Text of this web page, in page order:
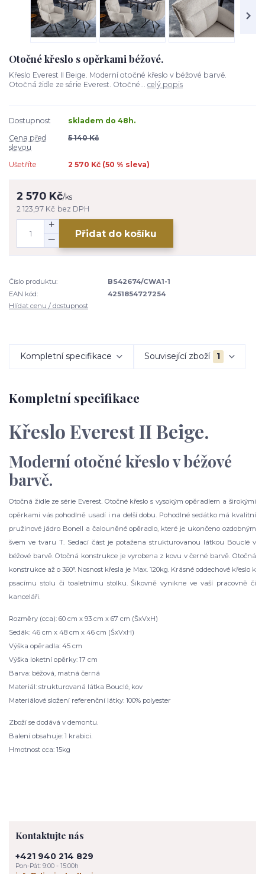
Otočné křeslo s opěrkami béžové.
Křeslo Everest II Beige. Moderní otočné křeslo v béžové barvě.
Otočná židle ze série Everest. Otočné... celý popis
Dostupnost
skladem do 48h.
Cena před
slevou
5 140 Kč
Ušetříte 2 570 Kč (50 % sleva)
2 570 Kč/ks
2 123,97 Kč bez DPH
Přidat do košíku
Číslo produktu:
BS42674/CWA1-1
EAN kód:
4251854727254
Hlídat cenu / dostupnost
Kompletní specifikace Související zboží 1
Kompletní specifikace
Křeslo Everest II Beige.
Moderní otočné křeslo v béžové
barvě.
Otočná židle ze série Everest. Otočné křeslo s vysokým opěradlem a širokými
opěrkami vás pohodlně usadí i na delší dobu. Pohodlné sedátko má kvalitní
pružinové jádro Bonell a čalouněné opěradlo, které je ukončeno ozdobným
švem ve tvaru T. Sedací část je potažena strukturovanou látkou Bouclé v
béžové barvě. Otočná konstrukce je vyrobena z kovu v černé barvě. Otočná
konstrukce až o 360°. Nosnost křesla je Max. 120kg. Krásné oddechové křeslo k
psacímu stolu či toaletnímu stolku. Šikovně vynikne ve vaší pracovně či
kanceláři.
Rozměry (cca): 60 cm x 93 cm x 67 cm (ŠxVxH)
Sedák: 46 cm x 48 cm x 46 cm (ŠxVxH)
Výška opěradla: 45 cm
Výška loketní opěrky: 17 cm
Barva: béžová, matná černá
Materiál: strukturovaná látka Bouclé, kov
Materiálové složení referenční látky: 100% polyester
Zboží se dodává v demontu.
Balení obsahuje: 1 krabici.
Hmotnost cca: 15kg
Kontaktujte nás
+421 940 214 829
Pon-Pát: 9:00 - 15:00h